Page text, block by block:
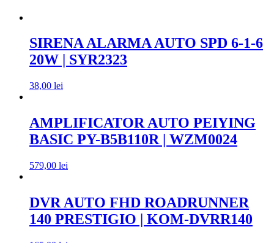
SIRENA ALARMA AUTO SPD 6-1-6
20W | SYR2323
38,00 lei
AMPLIFICATOR AUTO PEIYING
BASIC PY-B5B110R | WZM0024
579,00 lei
DVR AUTO FHD ROADRUNNER
140 PRESTIGIO | KOM-DVRR140